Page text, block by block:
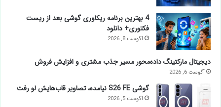
4 بهترین برنامه ریکاوری گوشی بعد از ریست
فکتوری+ دانلود
آگوست 8, 2026
دیجیتال مارکتینگ داده‌محور مسیر جذب مشتری و افزایش فروش
آگوست 6, 2026
گوشی S26 FE نیامده، تصاویر قاب‌هایش لو رفت
آگوست 5, 2026